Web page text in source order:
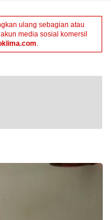
ulang sebagian atau
media sosial komersil
.